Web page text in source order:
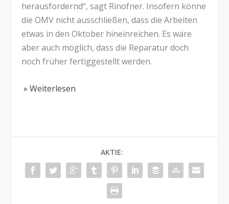
herausfordernd“, sagt Rinofner. Insofern könne
die OMV nicht ausschließen, dass die Arbeiten
etwas in den Oktober hineinreichen. Es wäre
aber auch möglich, dass die Reparatur doch
noch früher fertiggestellt werden.
» Weiterlesen
AKTIE: